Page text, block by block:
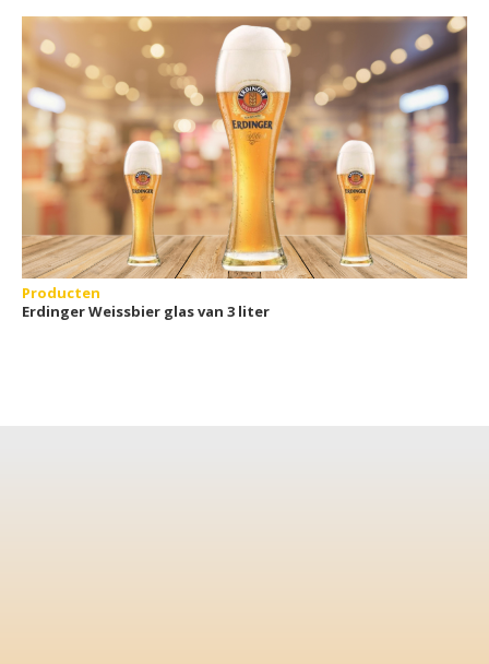
Producten
Erdinger Weissbier glas van 3 liter